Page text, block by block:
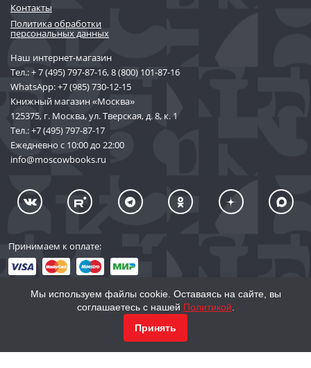
Контакты
Политика обработки
персональных данных
Наш интернет-магазин
Тел.:+ 7 (495) 797-87-16,8 (800) 101-87-16
WhatsApp:+7 (985) 730-12-15
Книжный магазин «Москва»
125375, г. Москва, ул. Тверская, д. 8, к. 1
Тел.:+7 (495) 797-87-17
Ежедневно с 10:00 до 22:00
info@moscowbooks.ru
Принимаем к оплате:
© 2002–2026 «Торговый Дом Книги «МОСКВА»
Мы используем файлы cookie. Оставаясь на сайте, вы
соглашаетесь с нашей Политикой
Принять